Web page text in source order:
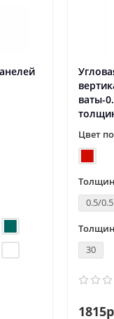
ваты-
Цвет
0.5/0.5
30